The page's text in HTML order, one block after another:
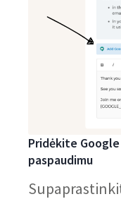
Pridėkite
paspaudimu